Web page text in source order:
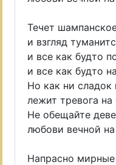
Течет
и взгляд
и все как будто
и все как будто
Но как ни
лежит тревога на
Не обещайте
любови вечной
Напрасно мирные